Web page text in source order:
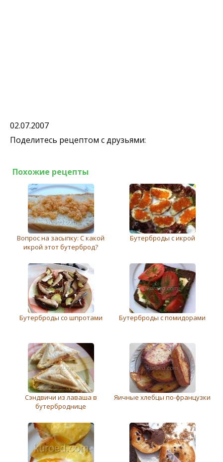
02.07.2007
Поделитесь рецептом с друзьями:
Похожие рецепты
Вопрос на засыпку: С какой
икрой этот бутерброд?
Бутерброды с икрой
Бутерброды со шпротами Бутерброды с помидорами
Сэндвичи из лаваша в
бутерброднице
Яичные хлебцы по-французки